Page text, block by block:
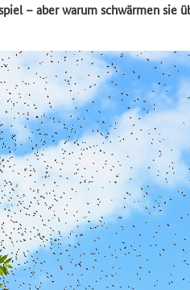
– aber warum schwärmen sie